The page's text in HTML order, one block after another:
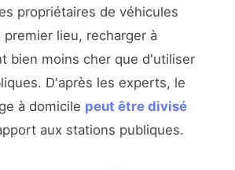
propriétaires de véhicules
premier lieu, recharger à
bien moins cher que d'utiliser
D'après les experts, le
à domicile peut être divisé
aux stations publiques.